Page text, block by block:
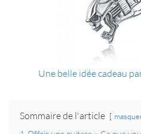
Une belle idée cadeau
Sommaire de l'article